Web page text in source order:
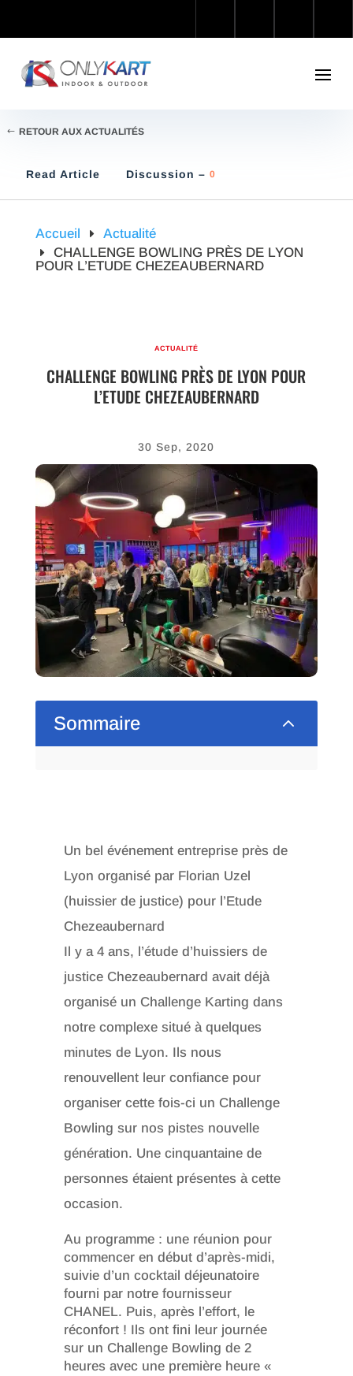
RETOUR AUX ACTUALITÉS
Read Article Discussion – 0
Accueil
Actualité
CHALLENGE BOWLING PRÈS DE LYON
POUR L’ETUDE CHEZEAUBERNARD
ACTUALITÉ
CHALLENGE BOWLING PRÈS DE LYON POUR
L’ETUDE CHEZEAUBERNARD
30 Sep, 2020
Sommaire 2
Un bel événement entreprise près de
Lyon organisé par Florian Uzel
(huissier de justice) pour l’Etude
Chezeaubernard
Il y a 4 ans, l’étude d’huissiers de
justice Chezeaubernard avait déjà
organisé un Challenge Karting dans
notre complexe situé à quelques
minutes de Lyon. Ils nous
renouvellent leur confiance pour
organiser cette fois-ci un Challenge
Bowling sur nos pistes nouvelle
génération. Une cinquantaine de
personnes étaient présentes à cette
occasion.
Au programme : une réunion pour
commencer en début d’après-midi,
suivie d’un cocktail déjeunatoire
fourni par notre fournisseur
CHANEL. Puis, après l’effort, le
réconfort ! Ils ont fini leur journée
sur un Challenge Bowling de 2
heures avec une première heure «